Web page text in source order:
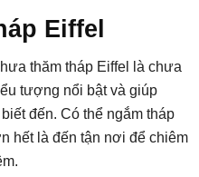
Eiffel
thăm tháp Eiffel là chưa
tượng nổi bật và giúp
đến. Có thể ngắm tháp
hết là đến tận nơi để chiêm